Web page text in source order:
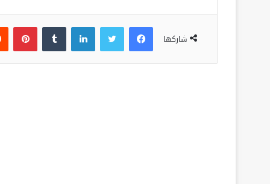
شاركها
فيسبوك لينكدإن بينتيريست